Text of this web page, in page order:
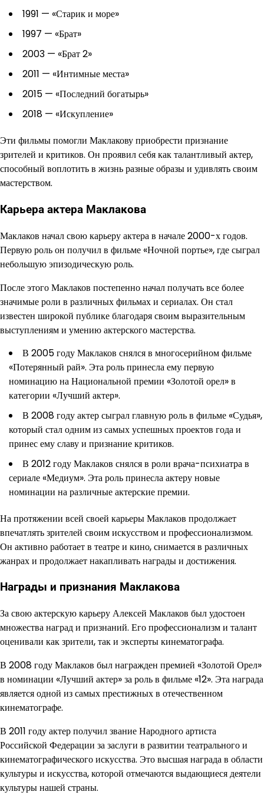
1991 — «Старик и море»
1997 — «Брат»
2003 — «Брат 2»
2011 — «Интимные места»
2015 — «Последний богатырь»
2018 — «Искупление»
Эти фильмы помогли Маклакову приобрести признание
зрителей и критиков. Он проявил себя как талантливый актер,
способный воплотить в жизнь разные образы и удивлять своим
мастерством.
Карьера актера Маклакова
Маклаков начал свою карьеру актера в начале 2000-х годов.
Первую роль он получил в фильме «Ночной портье», где сыграл
небольшую эпизодическую роль.
После этого Маклаков постепенно начал получать все более
значимые роли в различных фильмах и сериалах. Он стал
известен широкой публике благодаря своим выразительным
выступлениям и умению актерского мастерства.
В 2005 году Маклаков снялся в многосерийном фильме
«Потерянный рай». Эта роль принесла ему первую
номинацию на Национальной премии «Золотой орел» в
категории «Лучший актер».
В 2008 году актер сыграл главную роль в фильме «Судья»,
который стал одним из самых успешных проектов года и
принес ему славу и признание критиков.
В 2012 году Маклаков снялся в роли врача-психиатра в
сериале «Медиум». Эта роль принесла актеру новые
номинации на различные актерские премии.
На протяжении всей своей карьеры Маклаков продолжает
впечатлять зрителей своим искусством и профессионализмом.
Он активно работает в театре и кино, снимается в различных
жанрах и продолжает накапливать награды и достижения.
Награды и признания Маклакова
За свою актерскую карьеру Алексей Маклаков был удостоен
множества наград и признаний. Его профессионализм и талант
оценивали как зрители, так и эксперты кинематографа.
В 2008 году Маклаков был награжден премией «Золотой Орел»
в номинации «Лучший актер» за роль в фильме «12». Эта награда
является одной из самых престижных в отечественном
кинематографе.
В 2011 году актер получил звание Народного артиста
Российской Федерации за заслуги в развитии театрального и
кинематографического искусства. Это высшая награда в области
культуры и искусства, которой отмечаются выдающиеся деятели
культуры нашей страны.